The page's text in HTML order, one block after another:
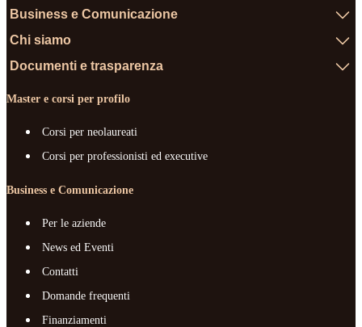
Business e Comunicazione
Chi siamo
Documenti e trasparenza
Master e corsi per profilo
Corsi per neolaureati
Corsi per professionisti ed executive
Business e Comunicazione
Per le aziende
News ed Eventi
Contatti
Domande frequenti
Finanziamenti